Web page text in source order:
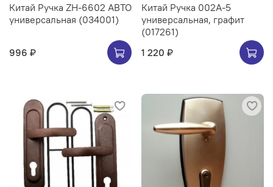
Китай Ручка ZH-6602 АВТО
универсальная (034001)
996 ₽
Китай Ручка 002A-5
универсальная, графит
(017261)
1 220 ₽